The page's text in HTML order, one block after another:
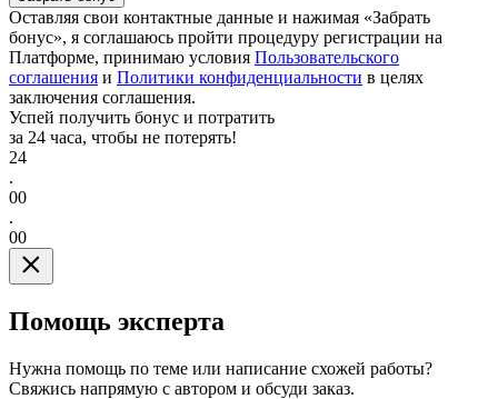
Оставляя свои контактные данные и нажимая «Забрать
бонус», я соглашаюсь пройти процедуру регистрации на
Платформе, принимаю условия Пользовательского
соглашения и Политики конфиденциальности в целях
заключения соглашения.
Успей получить бонус и потратить
за 24 часа, чтобы не потерять!
24
.
00
.
00
Помощь эксперта
Нужна помощь по теме или написание схожей работы?
Свяжись напрямую с автором и обсуди заказ.